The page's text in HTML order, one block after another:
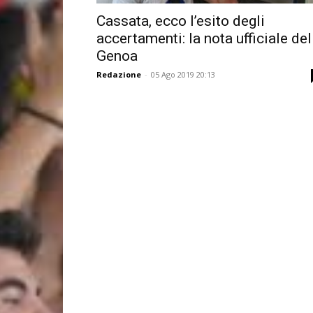
Cassata, ecco l’esito degli
accertamenti: la nota ufficiale del
Genoa
Redazione - 05 Ago 2019 20:13